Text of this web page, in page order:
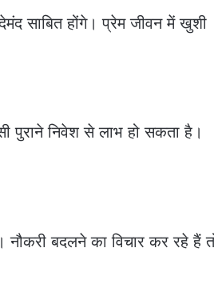
साबित होंगे। प्रेम जीवन में खुशी
पुराने निवेश से लाभ हो सकता है।
बदलने का विचार कर रहे हैं